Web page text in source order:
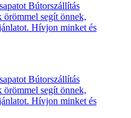
Bútorszállítás
örömmel segít önnek,
Hívjon minket és
Bútorszállítás
örömmel segít önnek,
Hívjon minket és